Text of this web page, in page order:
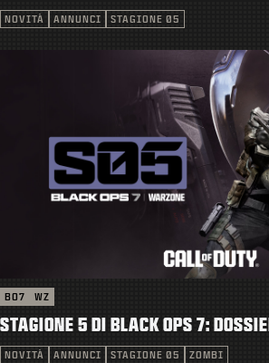
ACCEDI|REGISTRATI
NOVITÀ ANNUNCI STAGIONE 05
BO7 WZ
STAGIONE 5 DI BLACK OPS 7:
NOVITÀ ANNUNCI STAGIONE 05 ZOMBI